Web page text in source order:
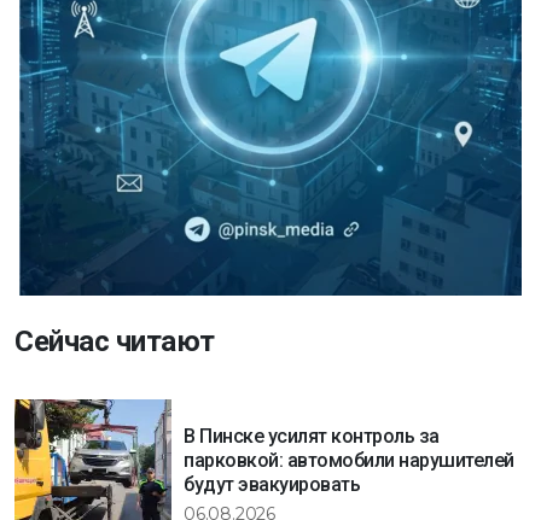
Сейчас читают
В Пинске усилят контроль за
парковкой: автомобили нарушителей
будут эвакуировать
06.08.2026